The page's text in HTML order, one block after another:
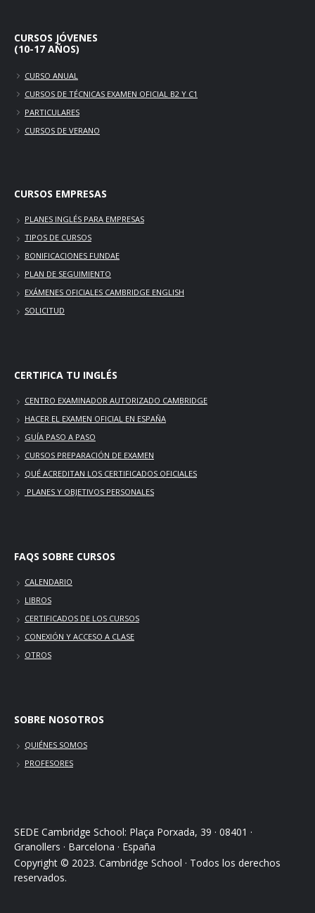
CURSOS JÓVENES
(10-17 AÑOS)
CURSO ANUAL
CURSOS DE TÉCNICAS EXAMEN OFICIAL B2 Y C1
PARTICULARES
CURSOS DE VERANO
CURSOS EMPRESAS
PLANES INGLÉS PARA EMPRESAS
TIPOS DE CURSOS
BONIFICACIONES FUNDAE
PLAN DE SEGUIMIENTO
EXÁMENES OFICIALES CAMBRIDGE ENGLISH
SOLICITUD
CERTIFICA TU INGLÉS
CENTRO EXAMINADOR AUTORIZADO CAMBRIDGE
HACER EL EXAMEN OFICIAL EN ESPAÑA
GUÍA PASO A PASO
CURSOS PREPARACIÓN DE EXAMEN
QUÉ ACREDITAN LOS CERTIFICADOS OFICIALES
PLANES Y OBJETIVOS PERSONALES
FAQS SOBRE CURSOS
CALENDARIO
LIBROS
CERTIFICADOS DE LOS CURSOS
CONEXIÓN Y ACCESO A CLASE
OTROS
SOBRE NOSOTROS
QUIÉNES SOMOS
PROFESORES
SEDE Cambridge School: Plaça Porxada, 39 · 08401 ·
Granollers · Barcelona · España
Copyright © 2023. Cambridge School · Todos los derechos
reservados.